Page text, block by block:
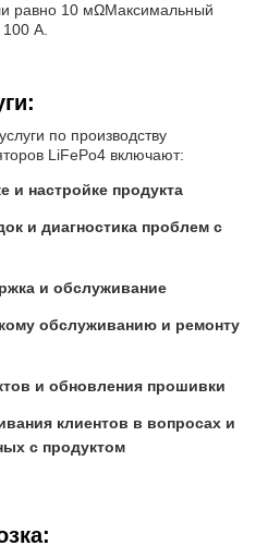
равно 10 мΩМаксимальный
А.
по производству
LiFePo4 включают:
и настройке продукта
и диагностика проблем с
и обслуживание
обслуживанию и ремонту
и обновления прошивки
клиентов в вопросах и
с продуктом